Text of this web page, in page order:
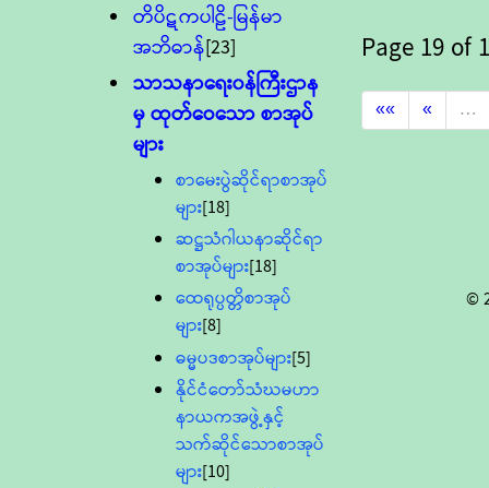
တိပိဋကပါဠိ-မြန်မာ
အဘိဓာန်[23]
သာသနာရေး၀န်ကြီးဌာန
မှ ထုတ်ဝေသော စာအုပ်
များ
စာမေးပွဲဆိုင်ရာစာအုပ်
များ[18]
ဆဋ္ဌသံဂါယနာဆိုင်ရာ
စာအုပ်များ[18]
ထေရုပ္ပတ္တိစာအုပ်
များ[8]
ဓမ္မပဒစာအုပ်များ[5]
နိုင်ငံတော်သံဃမဟာ
နာယကအဖွဲ့နှင့်
သက်ဆိုင်သောစာအုပ်
များ[10]
Page19of
«« « …
©